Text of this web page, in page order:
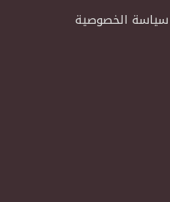
سياسة الخصوصية